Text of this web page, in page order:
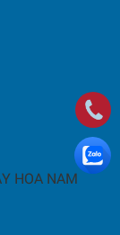
HOA NAM